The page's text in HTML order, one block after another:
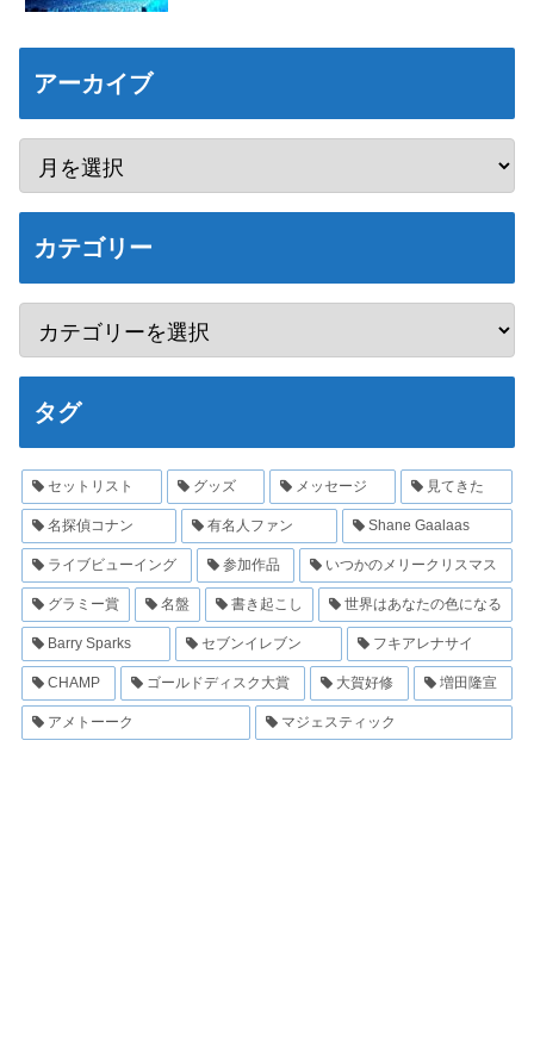
アーカイブ
カテゴリー
タグ
セットリスト グッズ メッセージ 見てきた
名探偵コナン 有名人ファン Shane Gaalaas
ライブビューイング 参加作品 いつかのメリークリスマス
グラミー賞 名盤 書き起こし 世界はあなたの色になる
Barry Sparks セブンイレブン フキアレナサイ
CHAMP ゴールドディスク大賞 大賀好修 増田隆宣
アメトーーク マジェスティック